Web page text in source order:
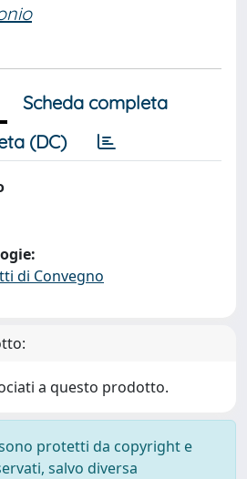
Scheda completa
(DC)
di Convegno
a questo prodotto.
protetti da copyright e
salvo diversa